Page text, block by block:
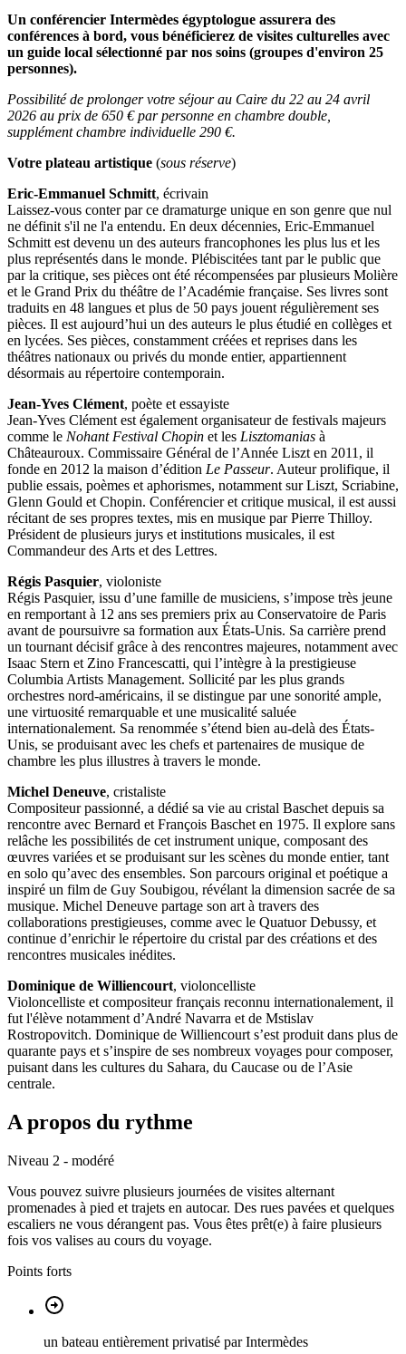
Un conférencier Intermèdes égyptologue assurera des
conférences à bord, vous bénéficierez de visites culturelles avec
un guide local sélectionné par nos soins (groupes d'environ 25
personnes).
Possibilité de prolonger votre séjour au Caire du 22 au 24 avril
2026 au prix de 650 € par personne en chambre double,
supplément chambre individuelle 290 €.
Votre plateau artistique (sous réserve)
Eric-Emmanuel Schmitt, écrivain
Laissez-vous conter par ce dramaturge unique en son genre que nul
ne définit s'il ne l'a entendu. En deux décennies, Eric-Emmanuel
Schmitt est devenu un des auteurs francophones les plus lus et les
plus représentés dans le monde. Plébiscitées tant par le public que
par la critique, ses pièces ont été récompensées par plusieurs Molière
et le Grand Prix du théâtre de l’Académie française. Ses livres sont
traduits en 48 langues et plus de 50 pays jouent régulièrement ses
pièces. Il est aujourd’hui un des auteurs le plus étudié en collèges et
en lycées. Ses pièces, constamment créées et reprises dans les
théâtres nationaux ou privés du monde entier, appartiennent
désormais au répertoire contemporain.
Jean-Yves Clément, poète et essayiste
Jean-Yves Clément est également organisateur de festivals majeurs
comme le Nohant Festival Chopin et les Lisztomanias à
Châteauroux. Commissaire Général de l’Année Liszt en 2011, il
fonde en 2012 la maison d’édition Le Passeur. Auteur prolifique, il
publie essais, poèmes et aphorismes, notamment sur Liszt, Scriabine,
Glenn Gould et Chopin. Conférencier et critique musical, il est aussi
récitant de ses propres textes, mis en musique par Pierre Thilloy.
Président de plusieurs jurys et institutions musicales, il est
Commandeur des Arts et des Lettres.
Régis Pasquier, violoniste
Régis Pasquier, issu d’une famille de musiciens, s’impose très jeune
en remportant à 12 ans ses premiers prix au Conservatoire de Paris
avant de poursuivre sa formation aux États-Unis. Sa carrière prend
un tournant décisif grâce à des rencontres majeures, notamment avec
Isaac Stern et Zino Francescatti, qui l’intègre à la prestigieuse
Columbia Artists Management. Sollicité par les plus grands
orchestres nord-américains, il se distingue par une sonorité ample,
une virtuosité remarquable et une musicalité saluée
internationalement. Sa renommée s’étend bien au-delà des États-
Unis, se produisant avec les chefs et partenaires de musique de
chambre les plus illustres à travers le monde.
Michel Deneuve, cristaliste
Compositeur passionné, a dédié sa vie au cristal Baschet depuis sa
rencontre avec Bernard et François Baschet en 1975. Il explore sans
relâche les possibilités de cet instrument unique, composant des
œuvres variées et se produisant sur les scènes du monde entier, tant
en solo qu’avec des ensembles. Son parcours original et poétique a
inspiré un film de Guy Soubigou, révélant la dimension sacrée de sa
musique. Michel Deneuve partage son art à travers des
collaborations prestigieuses, comme avec le Quatuor Debussy, et
continue d’enrichir le répertoire du cristal par des créations et des
rencontres musicales inédites.
Dominique de Williencourt, violoncelliste
Violoncelliste et compositeur français reconnu internationalement, il
fut l'élève notamment d’André Navarra et de Mstislav
Rostropovitch. Dominique de Williencourt s’est produit dans plus de
quarante pays et s’inspire de ses nombreux voyages pour composer,
puisant dans les cultures du Sahara, du Caucase ou de l’Asie
centrale.
A propos du rythme
Niveau 2 - modéré
Vous pouvez suivre plusieurs journées de visites alternant
promenades à pied et trajets en autocar. Des rues pavées et quelques
escaliers ne vous dérangent pas. Vous êtes prêt(e) à faire plusieurs
fois vos valises au cours du voyage.
Points forts
un bateau entièrement privatisé par Intermèdes